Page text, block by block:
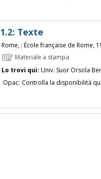
1.2: Texte
Rome, : École française de Rome,
Materiale a stampa
Lo trovi qui: Univ. Suor Orsola
Opac: Controlla la disponibilità